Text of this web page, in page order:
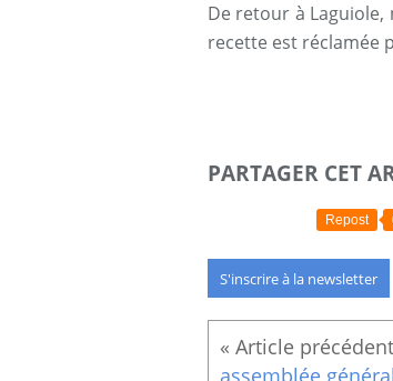
De retour à Laguiole,
recette est réclamée
PARTAGER CET
Repost
S'inscrire à la newsletter